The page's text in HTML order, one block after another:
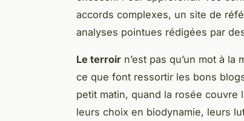
accords complexes, un site de
analyses pointues rédigées par
Le terroir n’est pas qu’un mot à la
ce que font ressortir les bons
petit matin, quand la rosée
leurs choix en biodynamie, leurs